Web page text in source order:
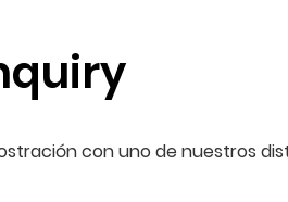
con uno de nuestros